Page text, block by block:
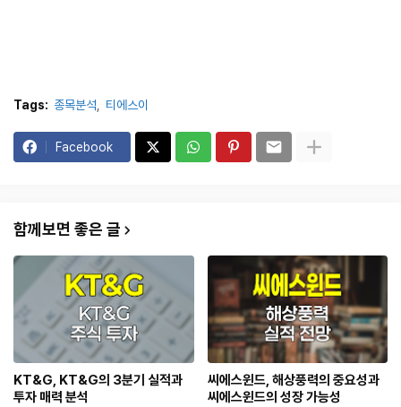
Tags: 종목분석 티에스이
Facebook
함께보면 좋은 글
KT&G, KT&G의 3분기 실적과
투자 매력 분석
씨에스윈드, 해상풍력의 중요성과
씨에스윈드의 성장 가능성